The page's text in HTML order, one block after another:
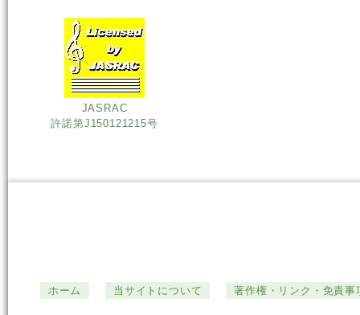
JASRAC
許諾第J150121215号
ホーム 当サイトについて 著作権・リンク・免責事